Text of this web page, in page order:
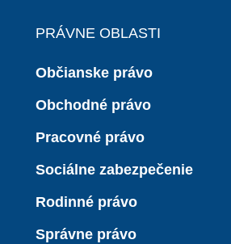
PRÁVNE OBLASTI
Občianske právo
Obchodné právo
Pracovné právo
Sociálne zabezpečenie
Rodinné právo
Správne právo